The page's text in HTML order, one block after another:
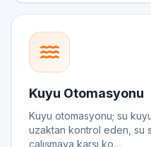
Kuyu Otomasyonu
Kuyu otomasyonu; su
uzaktan kontrol eden, su
çalışmaya karşı ko…